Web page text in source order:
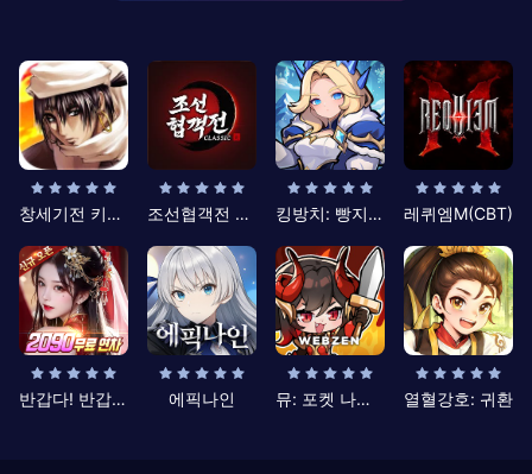
창세기전 키우기 조선협객전 클래식 킹방치: 빵지의 제왕 레퀴엠M(CBT)
반갑다! 반갑삼국지 에픽나인 뮤: 포켓 나이츠 열혈강호: 귀환